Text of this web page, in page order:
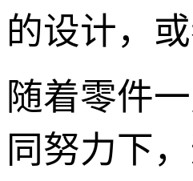
的设计，
随着零件
同努力下